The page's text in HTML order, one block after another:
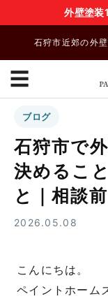
外壁塗
石狩市近郊の外
☰
ブログ
石狩市で
決めるこ
と｜相談
2026.05.08
こんにちは。
ペイントホーム